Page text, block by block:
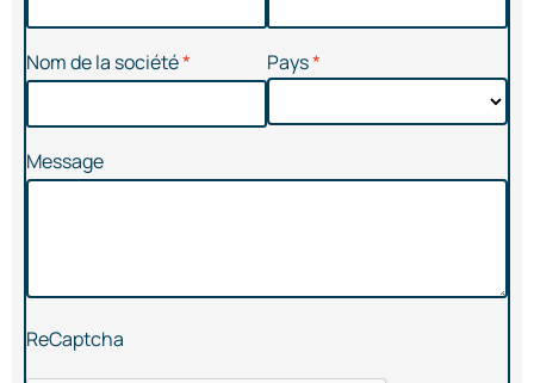
Nom de la société Pays
Message
ReCaptcha